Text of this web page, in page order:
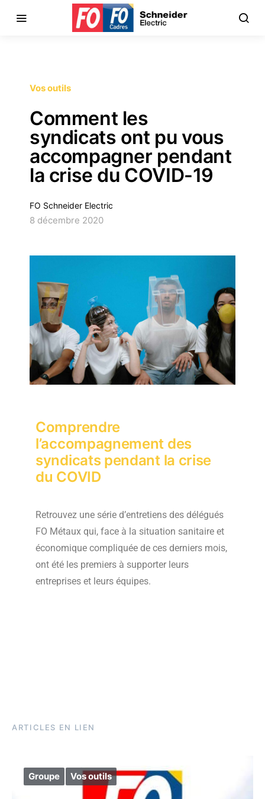
Vos outils
Comment les
syndicats ont pu vous
accompagner pendant
la crise du COVID-19
FO Schneider Electric
8 décembre 2020
Comprendre
l’accompagnement des
syndicats pendant la crise
du COVID
Retrouvez une série d’entretiens des délégués
FO Métaux qui, face à la situation sanitaire et
économique compliquée de ces derniers mois,
ont été les premiers à supporter leurs
entreprises et leurs équipes.
ARTICLES EN LIEN
Groupe Vos outils